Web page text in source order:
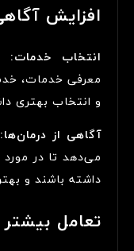
افزایش
انتخاب خدمات:
معرفی خدمات،
و انتخاب بهتری
آگاهی از درمان‌ها:
می‌دهد تا در
داشته باشند و
تعامل بیشتر